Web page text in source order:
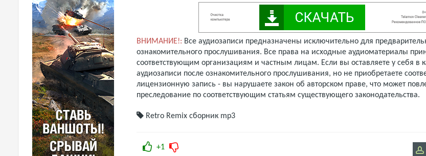
ВНИМАНИЕ!: Все аудиозаписи предназначены исключительно для
ознакомительного прослушивания. Все права на исходные аудиоматериалы
соответствующим организациям и частным лицам. Если вы оставляете у себя в
аудиозаписи после ознакомительного прослушивания, но не приобретаете
лицензионную запись - вы нарушаете закон об авторском праве, что может
преследование по соответствующим статьям существующего законодательства.
Retro Remix сборник mp3
+1